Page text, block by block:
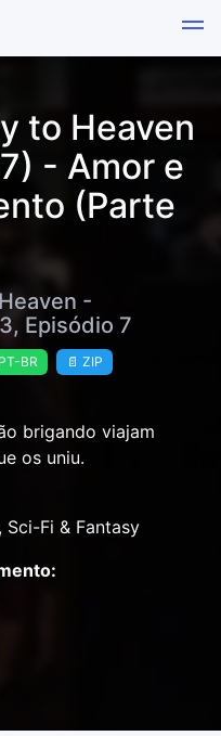
to Heaven
- Amor e
(Parte
-
Episódio 7
BR 📄 ZIP
brigando viajam
os uniu.
Sci-Fi & Fantasy